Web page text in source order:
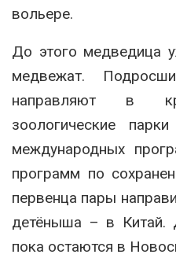
вольере.
До этого медведица
медвежат.
направляют в
зоологические
международных
программ по
первенца пары
детёныша – в Китай.
пока остаются в